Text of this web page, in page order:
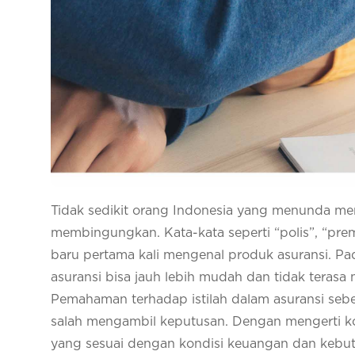
Tidak sedikit orang Indonesia yang menunda
membingungkan. Kata-kata seperti “polis”,
baru pertama kali mengenal produk asuransi.
asuransi bisa jauh lebih mudah dan tidak terasa
Pemahaman terhadap istilah dalam asuransi
salah mengambil keputusan. Dengan mengerti
yang sesuai dengan kondisi keuangan dan